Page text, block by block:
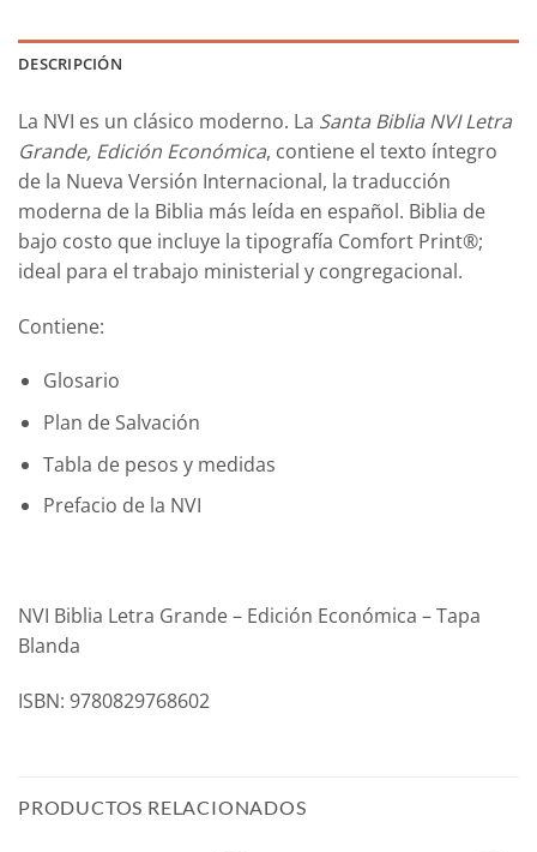
DESCRIPCIÓN
La NVI es un clásico moderno. La Santa Biblia NVI Letra
Grande, Edición Económica, contiene el texto íntegro
de la Nueva Versión Internacional, la traducción
moderna de la Biblia más leída en español. Biblia de
bajo costo que incluye la tipografía Comfort Print®;
ideal para el trabajo ministerial y congregacional.
Contiene:
Glosario
Plan de Salvación
Tabla de pesos y medidas
Prefacio de la NVI
NVI Biblia Letra Grande – Edición Económica – Tapa
Blanda
ISBN: 9780829768602
PRODUCTOS RELACIONADOS